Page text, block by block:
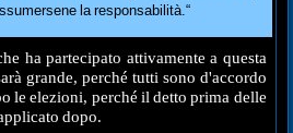
la responsabilità.“
ha partecipato attivamente a questa
grande, perché tutti sono d'accordo
le elezioni, perché il detto prima delle
dopo.